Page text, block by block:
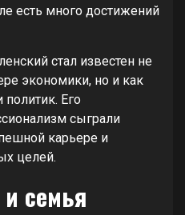
есть много достижений
стал известен не
экономики, но и как
Его
сыграли
карьере и
целей.
семья